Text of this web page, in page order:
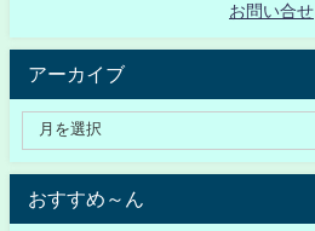
お問い合せ
アーカイブ
おすすめ～ん